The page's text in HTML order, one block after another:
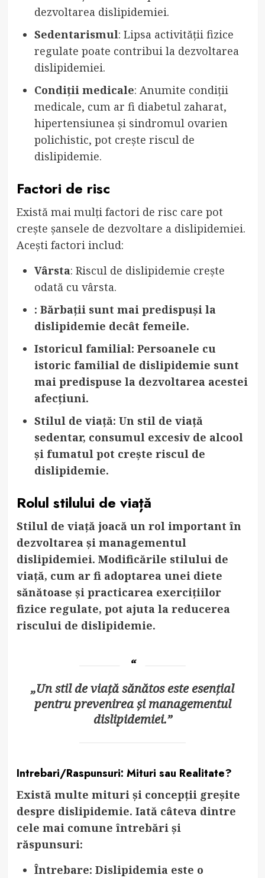
dezvoltarea dislipidemiei.
Sedentarismul: Lipsa activității fizice
regulate poate contribui la dezvoltarea
dislipidemiei.
Condiții medicale: Anumite condiții
medicale, cum ar fi diabetul zaharat,
hipertensiunea și sindromul ovarien
polichistic, pot crește riscul de
dislipidemie.
Factori de risc
Există mai mulți factori de risc care pot
crește șansele de dezvoltare a dislipidemiei.
Acești factori includ:
Vârsta: Riscul de dislipidemie crește
odată cu vârsta.
: Bărbații sunt mai predispuși la
dislipidemie decât femeile.
Istoricul familial: Persoanele cu
istoric familial de dislipidemie sunt
mai predispuse la dezvoltarea acestei
afecțiuni.
Stilul de viață: Un stil de viață
sedentar, consumul excesiv de alcool
și fumatul pot crește riscul de
dislipidemie.
Rolul stilului de viață
Stilul de viață joacă un rol important în
dezvoltarea și managementul
dislipidemiei. Modificările stilului de
viață, cum ar fi adoptarea unei diete
sănătoase și practicarea exercițiilor
fizice regulate, pot ajuta la reducerea
riscului de dislipidemie.
„Un stil de viață sănătos este esențial
pentru prevenirea și managementul
dislipidemiei.”
Intrebari/Raspunsuri: Mituri sau Realitate?
Există multe mituri și concepții greșite
despre dislipidemie. Iată câteva dintre
cele mai comune întrebări și
răspunsuri:
Întrebare: Dislipidemia este o